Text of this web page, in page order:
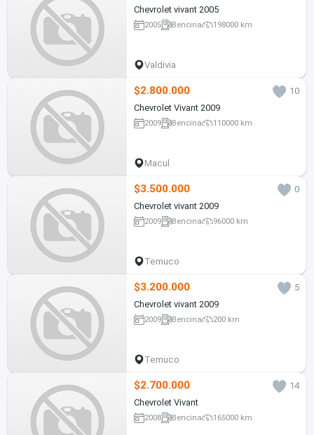
Chevrolet vivant 2005
2005 Bencina 198000 km
Valdivia
$2.800.000
10
Chevrolet Vivant 2009
2009 Bencina 110000 km
Macul
$3.500.000
0
Chevrolet vivant 2009
2009 Bencina 96000 km
Temuco
$3.200.000
5
Chevrolet vivant 2009
2009 Bencina 200 km
Temuco
$2.700.000
14
Chevrolet Vivant
2008 Bencina 165000 km